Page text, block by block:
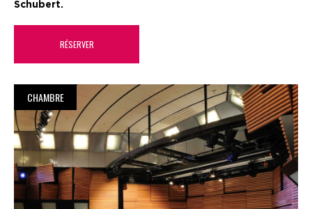
Schubert.
RÉSERVER
CHAMBRE